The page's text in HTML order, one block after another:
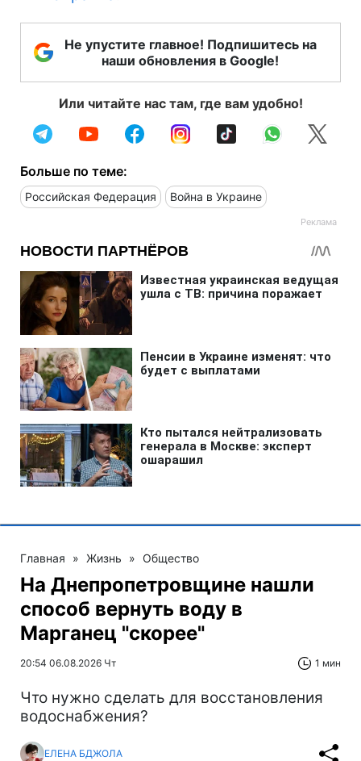
Не упустите главное! Подпишитесь на
наши обновления в Google!
Или читайте нас там, где вам удобно!
Больше по теме:
Российская Федерация Война в Украине
Главная » Жизнь » Общество
На Днепропетровщине нашли
способ вернуть воду в
Марганец "скорее"
20:54 06.08.2026 Чт 1 мин
Что нужно сделать для восстановления
водоснабжения?
ЕЛЕНА БДЖОЛА